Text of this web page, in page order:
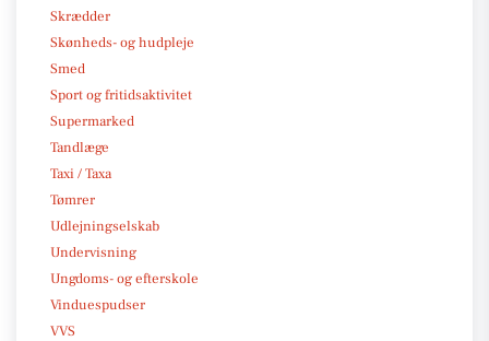
Skrædder
Skønheds- og hudpleje
Smed
Sport og fritidsaktivitet
Supermarked
Tandlæge
Taxi / Taxa
Tømrer
Udlejningselskab
Undervisning
Ungdoms- og efterskole
Vinduespudser
VVS